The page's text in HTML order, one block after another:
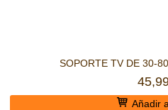
SOPORTE TV DE 30-
Añadir